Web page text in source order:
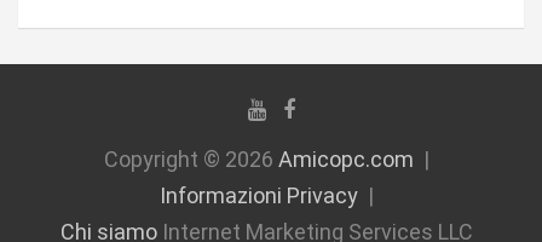
Copyright © 2026 Amicopc.com
Informazioni Privacy
Chi siamoInternet Marketing Services LLC